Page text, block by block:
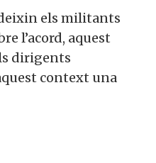
els militants
l’acord, aquest
dirigents
context una